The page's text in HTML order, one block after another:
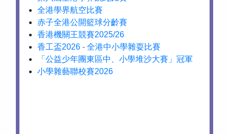
全港學界航空比賽
赤子全港公開籃球分齡賽
香港機關王競賽2025/26
香工盃2026 - 全港中小學雜耍比賽
「公益少年團東區中、小學堆沙大賽」冠軍
小學雜藝聯校賽2026